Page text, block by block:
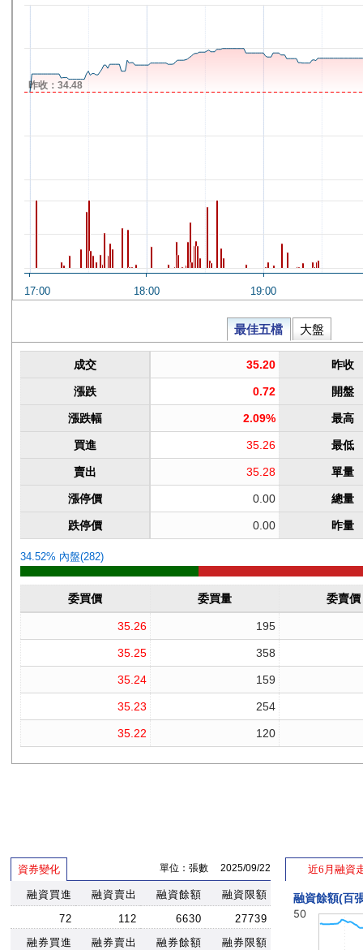
資券變化 單位：張數 2025/09/22
融資買進 融資賣出 融資餘額
融資限額
72
112 6630
27739
融券買進
融券賣出 融券餘額
融券限額
近6月融資
融資餘額(百
50